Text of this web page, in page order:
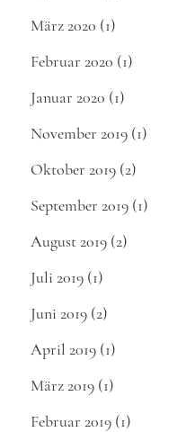
März 2020 (1)
Februar 2020 (1)
Januar 2020 (1)
November 2019 (1)
Oktober 2019 (2)
September 2019 (1)
August 2019 (2)
Juli 2019 (1)
Juni 2019 (2)
April 2019 (1)
März 2019 (1)
Februar 2019 (1)